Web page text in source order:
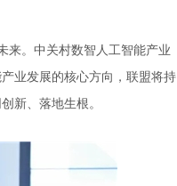
来。中关村数智人工智能产业
业发展的核心方向，联盟将持
新、落地生根。